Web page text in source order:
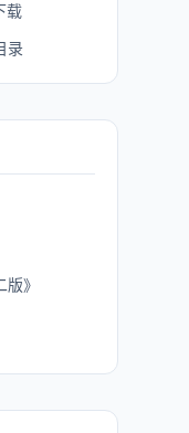
载
录
》